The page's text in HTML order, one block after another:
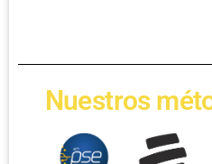
Nuestros